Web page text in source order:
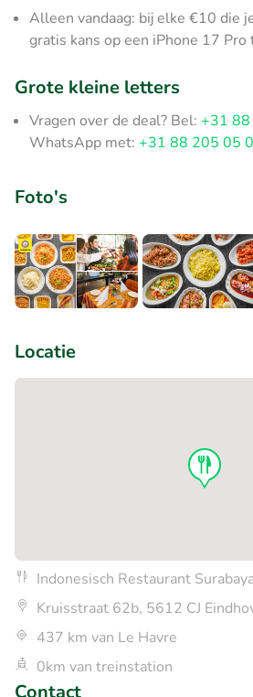
Alleen vandaag: bij elke €10 die
gratis kans op een iPhone 17 Pro
Grote kleine letters
Vragen over de deal? Bel: +31
WhatsApp met: +31 88 205 05
Foto's
Locatie
Indonesisch Restaurant
Kruisstraat 62b, 5612 CJ
437 km van Le Havre
0km van treinstation
Contact